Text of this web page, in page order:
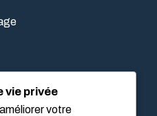
vie privée
votre